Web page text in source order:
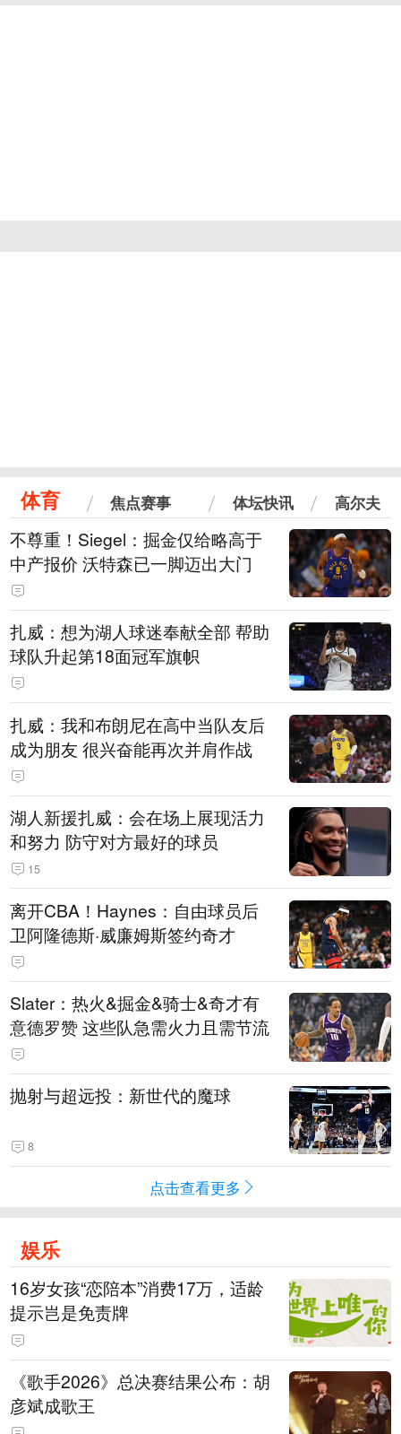
体育 焦点赛事 体坛快讯 高尔夫
不尊重！Siegel：掘金仅给略高于
中产报价 沃特森已一脚迈出大门
扎威：想为湖人球迷奉献全部 帮助
球队升起第18面冠军旗帜
扎威：我和布朗尼在高中当队友后
成为朋友 很兴奋能再次并肩作战
湖人新援扎威：会在场上展现活力
和努力 防守对方最好的球员
15
离开CBA！Haynes：自由球员后
卫阿隆德斯·威廉姆斯签约奇才
Slater：热火&掘金&骑士&奇才有
意德罗赞 这些队急需火力且需节流
抛射与超远投：新世代的魔球
8
点击查看更多
娱乐
16岁女孩“恋陪本”消费17万，适龄
提示岂是免责牌
《歌手2026》总决赛结果公布：胡
彦斌成歌王